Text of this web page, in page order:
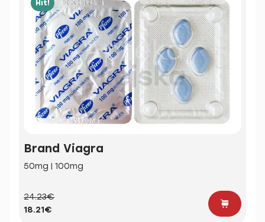
Hit!
Brand Viagra
50mg | 100mg
24.23€
18.21€